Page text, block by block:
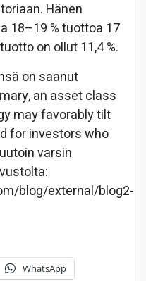
Hänen
18–19 % tuottoa 17
on ollut 11,4 %.
on saanut
an asset class
may favorably tilt
for investors who
varsin
blog/external/blog2-
WhatsApp